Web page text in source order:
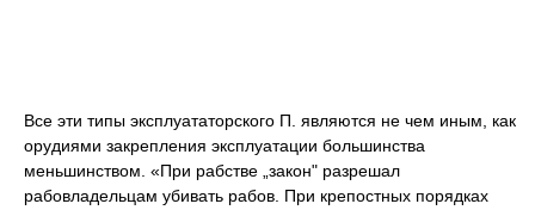
Все эти типы эксплуататорского П. являются не чем иным, как
орудиями закрепления эксплуатации большинства
меньшинством. «При рабстве „закон" разрешал
рабовладельцам убивать рабов. При крепостных порядках